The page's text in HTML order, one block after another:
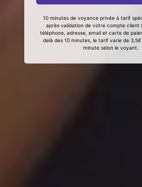
10 minutes de voyance privée à tarif
après validation de votre compte client
téléphone, adresse, email et carte de
delà des 10 minutes, le tarif varie de
minute selon le voyant.